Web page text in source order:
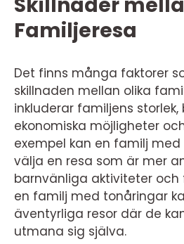
Familjeresa
Det finns många faktorer
skillnaden mellan olika
inkluderar familjens storlek,
ekonomiska möjligheter
exempel kan en familj
välja en resa som är mer
barnvänliga aktiviteter
en familj med tonåringar
äventyrliga resor där de
utmana sig själva.